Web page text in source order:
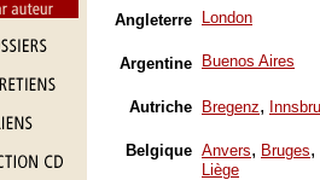
Angleterre London
Argentine Buenos Aires
Autriche Bregenz,
Belgique Anvers, Bruges,
Liège